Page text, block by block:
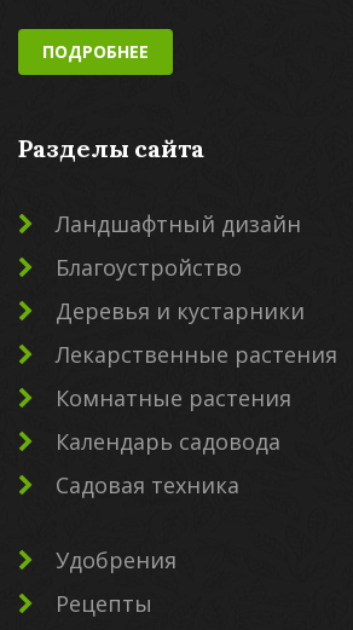
ПОДРОБНЕЕ
Разделы сайта
Ландшафтный дизайн
Благоустройство
Деревья и кустарники
Лекарственные растения
Комнатные растения
Календарь садовода
Садовая техника
Удобрения
Рецепты